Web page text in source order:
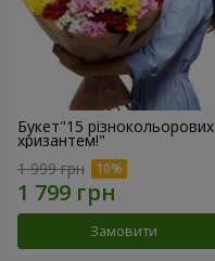
Букет"15 різнокольорових
хризантем!"
1 999 грн
Замовити